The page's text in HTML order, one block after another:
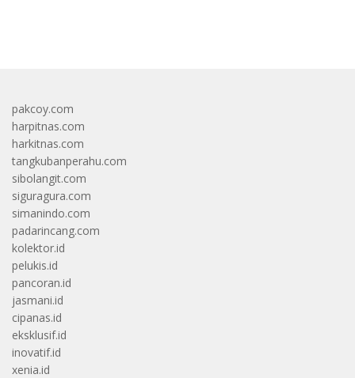
pakcoy.com
harpitnas.com
harkitnas.com
tangkubanperahu.com
sibolangit.com
siguragura.com
simanindo.com
padarincang.com
kolektor.id
pelukis.id
pancoran.id
jasmani.id
cipanas.id
eksklusif.id
inovatif.id
xenia.id